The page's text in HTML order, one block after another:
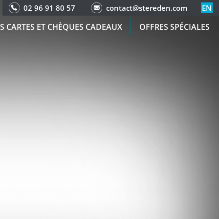
02 96 91 80 57 contact@stereden.com EN
CARTES ET CHÈQUES CADEAUX OFFRES SPÉCIALES